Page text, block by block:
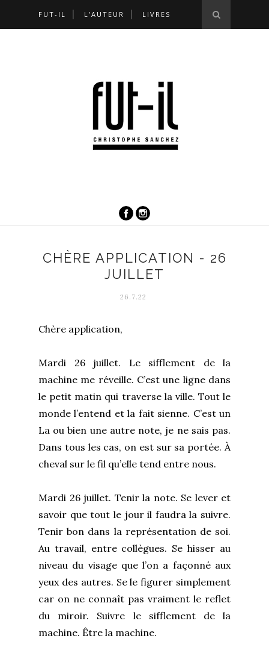
FUT-IL L’AUTEUR LIVRES
CHÈRE APPLICATION - 26
JUILLET
26.7.22
Chère application,
Mardi 26 juillet. Le sifflement de la
machine me réveille. C’est une ligne dans
le petit matin qui traverse la ville. Tout le
monde l’entend et la fait sienne. C’est un
La ou bien une autre note, je ne sais pas.
Dans tous les cas, on est sur sa portée. À
cheval sur le fil qu’elle tend entre nous.
Mardi 26 juillet. Tenir la note. Se lever et
savoir que tout le jour il faudra la suivre.
Tenir bon dans la représentation de soi.
Au travail, entre collègues. Se hisser au
niveau du visage que l’on a façonné aux
yeux des autres. Se le figurer simplement
car on ne connaît pas vraiment le reflet
du miroir. Suivre le sifflement de la
machine. Être la machine.